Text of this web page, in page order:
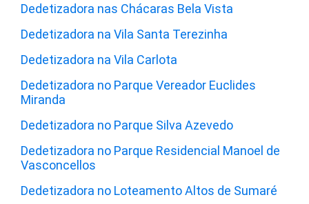
Dedetizadora nas Chácaras Bela Vista
Dedetizadora na Vila Santa Terezinha
Dedetizadora na Vila Carlota
Dedetizadora no Parque Vereador Euclides
Miranda
Dedetizadora no Parque Silva Azevedo
Dedetizadora no Parque Residencial Manoel de
Vasconcellos
Dedetizadora no Loteamento Altos de Sumaré